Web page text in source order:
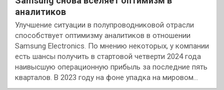
аналитиков
Улучшение ситуации в полупроводниковой отрасли
способствует оптимизму аналитиков в отношении
Samsung Electronics. По мнению некоторых, у компании
есть шансы получить в стартовой четверти 2024 года
наивысшую операционную прибыль за последние пять
кварталов. В 2023 году на фоне упадка на мировом…